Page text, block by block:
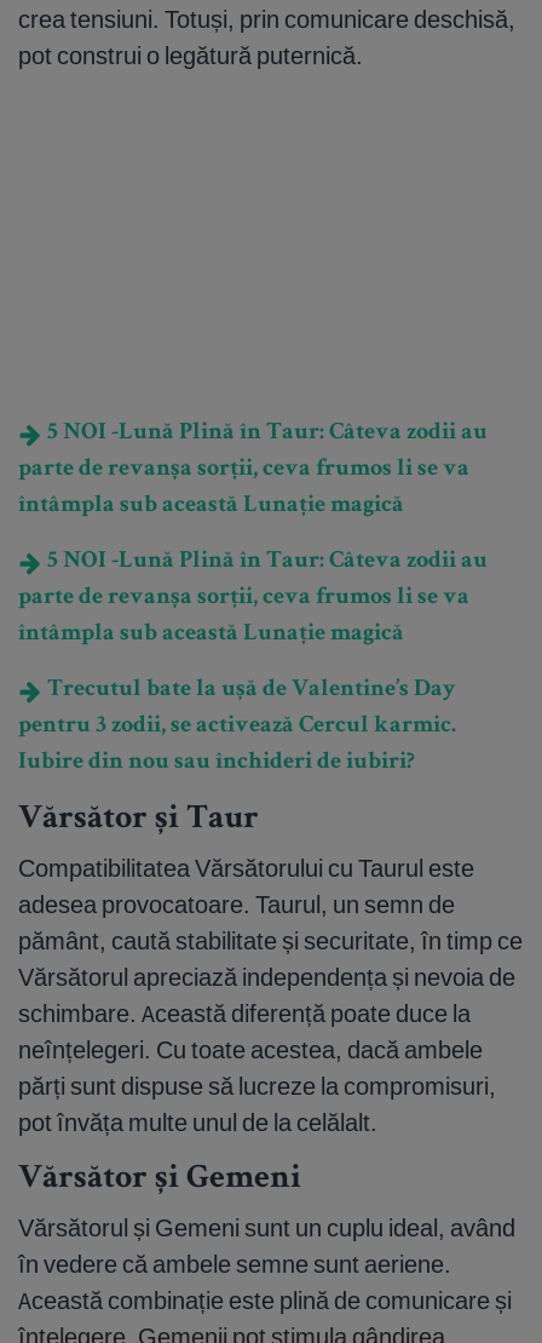
crea tensiuni. Totuși, prin comunicare deschisă,
pot construi o legătură puternică.
5 NOI -Lună Plină în Taur: Câteva zodii au
parte de revanșa sorții, ceva frumos li se va
întâmpla sub această Lunație magică
5 NOI -Lună Plină în Taur: Câteva zodii au
parte de revanșa sorții, ceva frumos li se va
întâmpla sub această Lunație magică
Trecutul bate la ușă de Valentine’s Day
pentru 3 zodii, se activează Cercul karmic.
Iubire din nou sau închideri de iubiri?
Vărsător și Taur
Compatibilitatea Vărsătorului cu Taurul este
adesea provocatoare. Taurul, un semn de
pământ, caută stabilitate și securitate, în timp ce
Vărsătorul apreciază independența și nevoia de
schimbare. Această diferență poate duce la
neînțelegeri. Cu toate acestea, dacă ambele
părți sunt dispuse să lucreze la compromisuri,
pot învăța multe unul de la celălalt.
Vărsător și Gemeni
Vărsătorul și Gemeni sunt un cuplu ideal, având
în vedere că ambele semne sunt aeriene.
Această combinație este plină de comunicare și
înțelegere. Gemenii pot stimula gândirea